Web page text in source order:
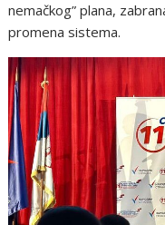
nemačkog” plana,
promena sistema.